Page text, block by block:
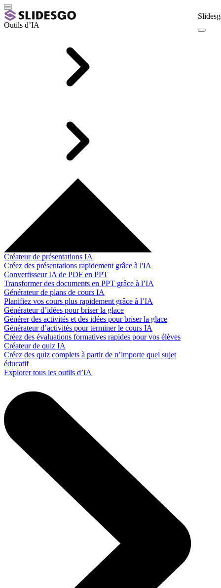
Outils d’IA
Créateur de présentations IA
Créez des présentations rapidement grâce à l'IA
Convertisseur IA de PDF en PPT
Transformer des documents en PPT grâce à l’IA
Générateur de plans de cours IA
Planifiez vos cours plus rapidement grâce à l’IA
Générateur d’idées pour briser la glace
Générer des activités et des idées pour briser la glace
Générateur d’activités pour terminer le cours IA
Créez des évaluations formatives rapides pour vos élèves
Créateur de quiz IA
Créez des quiz complets à partir de n’importe quel sujet
éducatif
Explorer tous les outils d’IA